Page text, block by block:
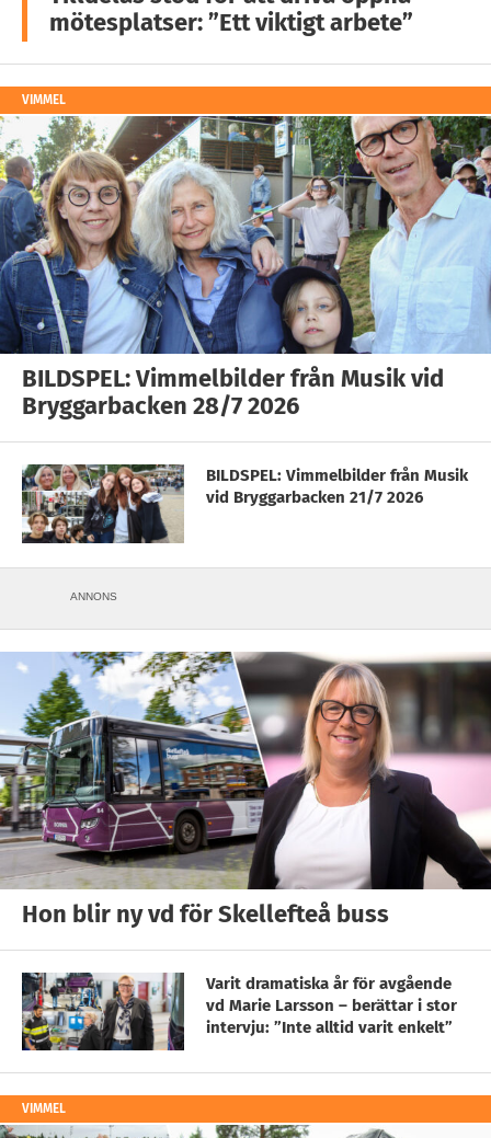
mötesplatser: ”Ett viktigt arbete”
VIMMEL
BILDSPEL: Vimmelbilder från Musik vid
Bryggarbacken 28/7 2026
BILDSPEL: Vimmelbilder från Musik
vid Bryggarbacken 21/7 2026
ANNONS
Hon blir ny vd för Skellefteå buss
Varit dramatiska år för avgående
vd Marie Larsson – berättar i stor
intervju: ”Inte alltid varit enkelt”
VIMMEL